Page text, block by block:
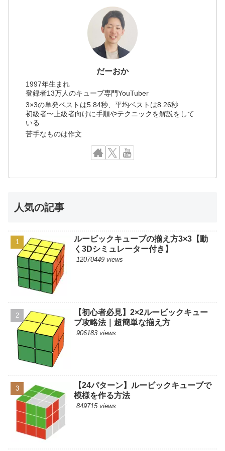
だーおか
1997年生まれ
登録者13万人のキューブ専門YouTuber
3×3の単発ベストは5.84秒、平均ベストは8.26秒
初級者〜上級者向けに手順やテクニックを解説をして
いる
苦手なものは作文
人気の記事
ルービックキューブの揃え方3×3【動
く3Dシミュレーター付き】
12070449 views
【初心者必見】2×2ルービックキュー
ブ攻略法｜超簡単な揃え方
906183 views
【24パターン】ルービックキューブで
模様を作る方法
849715 views